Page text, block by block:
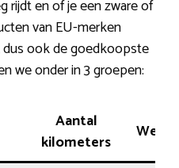
rijdt en of je een zware of
van EU-merken
ook de goedkoopste
we onder in 3 groepen:
Aantal
kilometers